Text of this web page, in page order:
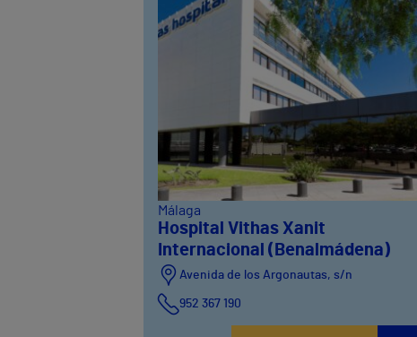
Málaga
Hospital Vithas Xanit
Internacional (Benalmádena)
Avenida de los Argonautas, s/n
952 367 190